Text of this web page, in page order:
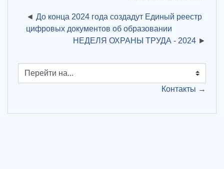
До конца 2024 года создадут Единый реестр
цифровых документов об образовании
НЕДЕЛЯ ОХРАНЫ ТРУДА - 2024
Перейти на...
Контакты →